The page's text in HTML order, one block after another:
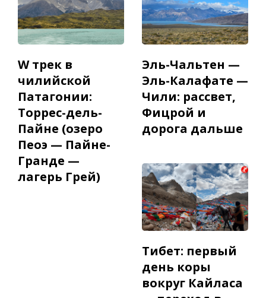
W трек в
чилийской
Патагонии:
Торрес-дель-
Пайне (озеро
Пеоэ — Пайне-
Гранде —
лагерь Грей)
Эль-Чальтен —
Эль-Калафате —
Чили: рассвет,
Фицрой и
дорога дальше
Тибет: первый
день коры
вокруг Кайласа